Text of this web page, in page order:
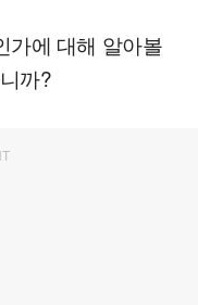
가에 대해 알아볼
까?